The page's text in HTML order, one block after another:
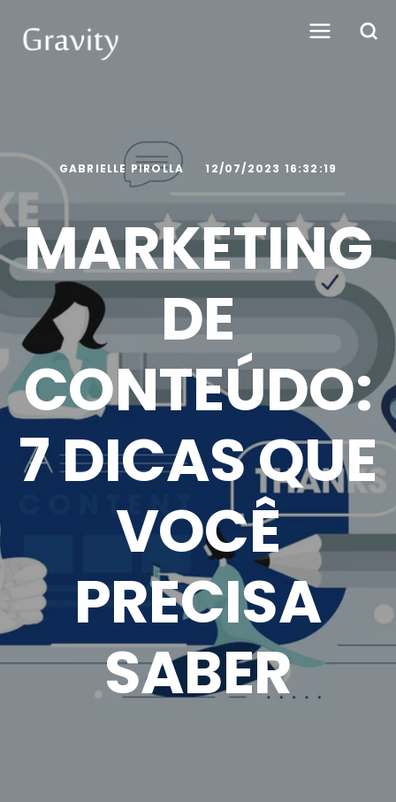
GABRIELLE PIROLLA 12/07/2023 16:32:19
MARKETING
DE
CONTEÚDO:
7 DICAS QUE
VOCÊ
PRECISA
SABER